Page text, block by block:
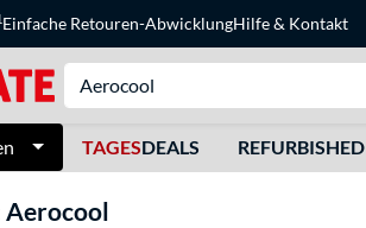
Einfache Retouren-AbwicklungHilfe& Kontakt
TAGESDEALS REFURBISHED
Aerocool